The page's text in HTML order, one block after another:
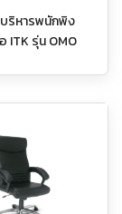
ริหารพนักพิง
ITK รุ่น OMO